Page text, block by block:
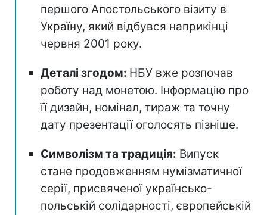
першого Апостольського візиту в
Україну, який відбувся наприкінці
червня 2001 року.
Деталі згодом: НБУ вже розпочав
роботу над монетою. Інформацію про
її дизайн, номінал, тираж та точну
дату презентації оголосять пізніше.
Символізм та традиція: Випуск
стане продовженням нумізматичної
серії, присвяченої українсько-
польській солідарності, європейській